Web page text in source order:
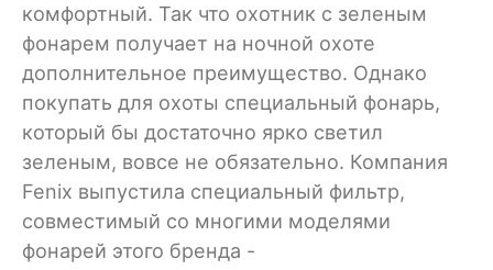
комфортный. Так что охотник с зеленым
фонарем получает на ночной охоте
дополнительное преимущество. Однако
покупать для охоты специальный фонарь,
который бы достаточно ярко светил
зеленым, вовсе не обязательно. Компания
Fenix выпустила специальный фильтр,
совместимый со многими моделями
фонарей этого бренда -